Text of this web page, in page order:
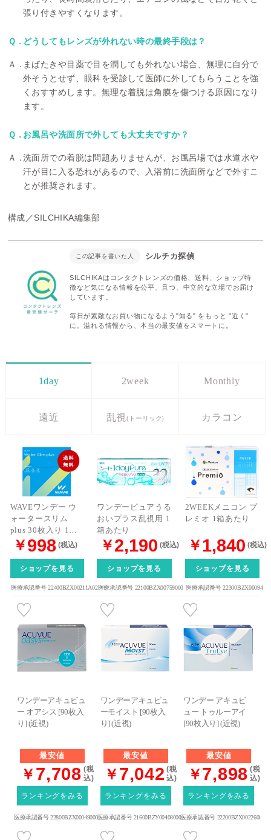
張り付きやすくなります。
どうしてもレンズが外れない時の最終手段は？
まばたきや目薬で目を潤しても外れない場合、無理に自分で
外そうとせず、眼科を受診して医師に外してもらうことを強
くおすすめします。無理な着脱は角膜を傷つける原因になり
ます。
お風呂や洗面所で外しても大丈夫ですか？
洗面所での着脱は問題ありませんが、お風呂場では水道水や
汗が目に入る恐れがあるので、入浴前に洗面所などで外すこ
とが推奨されます。
構成／SILCHIKA編集部
この記事を書いた人 シルチカ探偵
SILCHIKAはコンタクトレンズの価格、送料、ショップ特
徴など気になる情報を公平、且つ、中立的な立場でお届け
しています。
毎日が素敵なお買い物になるよう"知る" をもっと "近く"
に。溢れる情報から、本当の最安値をスマートに。
WAVEワンデー ウ
ォータースリム
plus 30枚入り 1箱
あたり
￥998 (税込)
ショップを見る
医療承認番号 22400BZX00211A02
ワンデーピュアうる
おいプラス乱視用 1
箱あたり
￥2,190 (税込)
ショップを見る
医療承認番号 22100BZX00759000
2WEEKメニコン プ
レミオ 1箱あたり
￥1,840 (税込)
ショップを見る
医療承認番号 22300BZX00094
1day
ワンデーアキュビュ
ー オアシス [90枚入
り] (近視)
最安値
￥ 7,708 (税
込)
ランキングをみる
医療承認番号 22800BZX00049000
ワンデーアキュビュ
ーモイスト [90枚入
り] (近視)
最安値
￥ 7,042 (税
込)
ランキングをみる
医療承認番号 21600BZY00408000
ワンデー アキュビ
ュー トゥルーアイ
[90枚入り] (近視)
最安値
￥7,898 (税
込)
ランキングをみる
医療承認番号 22200BZX00226000
2week Monthly
遠近 乱視(トーリック) カラコン